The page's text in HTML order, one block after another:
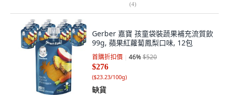
(4)
Gerber 嘉寶 孩童袋裝蔬果補充流質飲
99g, 蘋果紅蘿蔔鳳梨口味, 12包
首購折扣價 46%$520
$276
($23.23/100g)
缺貨